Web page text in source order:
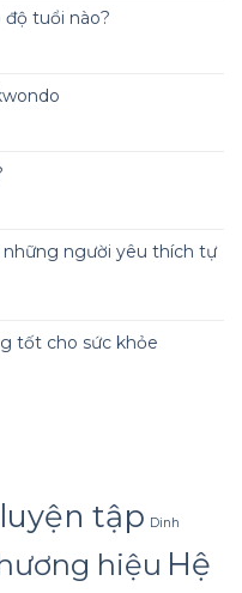
tuổi nào?
người yêu thích tự
tốt cho sức khỏe
tập Dinh
hiệu Hệ